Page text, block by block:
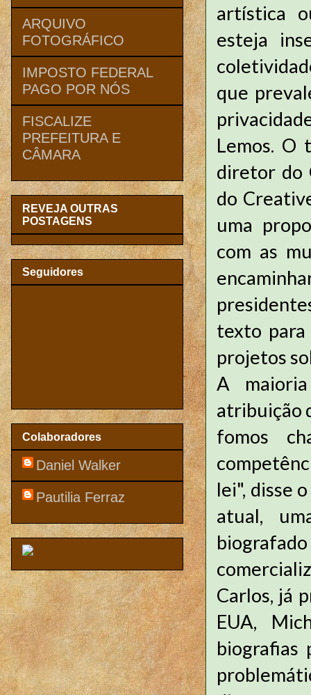
artística
esteja
que
Lemos. O
diretor do
do
uma
com as
texto para
projetos
A
atribuição
fomos
lei", disse
atual,
Carlos, já
EUA,
biografias
ARQUIVO
FOTOGRÁFICO
IMPOSTO FEDERAL
PAGO POR NÓS
FISCALIZE
PREFEITURA E
CÂMARA
REVEJA OUTRAS
POSTAGENS
Seguidores
Colaboradores
Daniel Walker
Pautilia Ferraz